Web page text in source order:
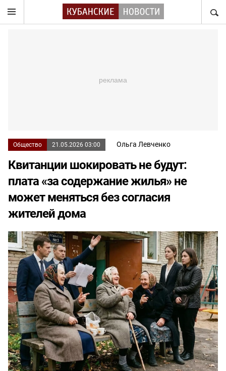
Общество 21.05.2026 03:00 Ольга Левченко
Квитанции шокировать не будут:
плата «за содержание жилья» не
может меняться без согласия
жителей дома